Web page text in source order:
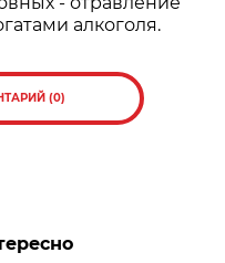
алкоголя.
(0)